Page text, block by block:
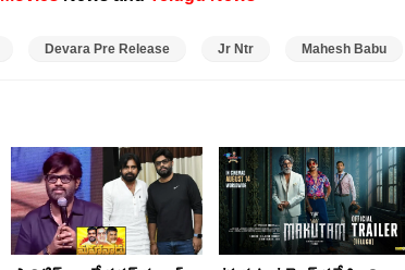
Devara Pre Release Jr Ntr Mahesh Babu